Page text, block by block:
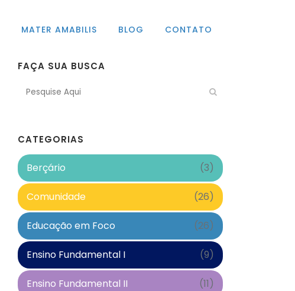
MATER AMABILIS BLOG CONTATO
FAÇA SUA BUSCA
CATEGORIAS
Berçário (3)
Comunidade (26)
Educação em Foco (26)
Ensino Fundamental I (9)
Ensino Fundamental II (11)